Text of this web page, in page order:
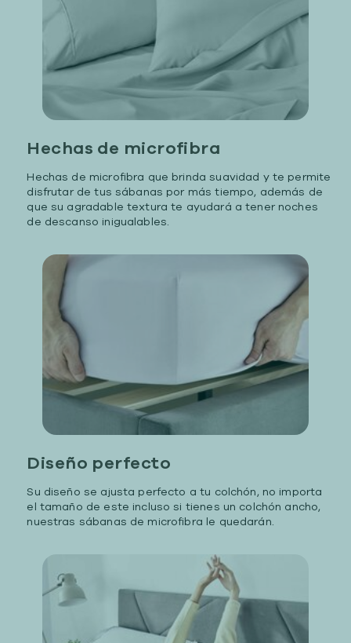
Hechas de microfibra
Hechas de microfibra que brinda suavidad y te permite
disfrutar de tus sábanas por más tiempo, además de
que su agradable textura te ayudará a tener noches
de descanso inigualables.
Diseño perfecto
Su diseño se ajusta perfecto a tu colchón, no importa
el tamaño de este incluso si tienes un colchón ancho,
nuestras sábanas de microfibra le quedarán.